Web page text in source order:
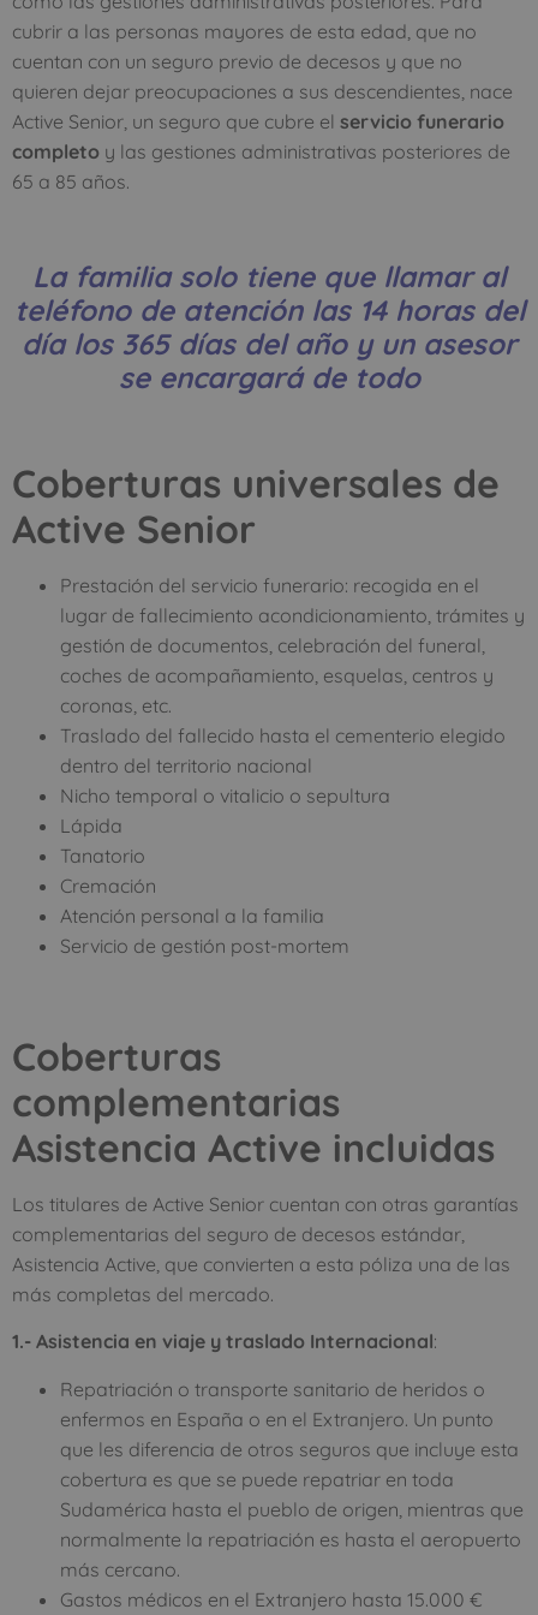
cubrir a las personas mayores de esta edad, que no
cuentan con un seguro previo de decesos y que no
quieren dejar preocupaciones a sus descendientes, nace
Active Senior, un seguro que cubre el servicio funerario
completo y las gestiones administrativas posteriores de
65 a 85 años.
La familia solo tiene que llamar al
teléfono de atención las 14 horas del
día los 365 días del año y un asesor
se encargará de todo
Coberturas universales de
Active Senior
Prestación del servicio funerario: recogida en el
lugar de fallecimiento acondicionamiento, trámites y
gestión de documentos, celebración del funeral,
coches de acompañamiento, esquelas, centros y
coronas, etc.
Traslado del fallecido hasta el cementerio elegido
dentro del territorio nacional
Nicho temporal o vitalicio o sepultura
Lápida
Tanatorio
Cremación
Atención personal a la familia
Servicio de gestión post-mortem
Coberturas
complementarias
Asistencia Active incluidas
Los titulares de Active Senior cuentan con otras garantías
complementarias del seguro de decesos estándar,
Asistencia Active, que convierten a esta póliza una de las
más completas del mercado.
1.- Asistencia en viaje y traslado Internacional:
Repatriación o transporte sanitario de heridos o
enfermos en España o en el Extranjero. Un punto
que les diferencia de otros seguros que incluye esta
cobertura es que se puede repatriar en toda
Sudamérica hasta el pueblo de origen, mientras que
normalmente la repatriación es hasta el aeropuerto
más cercano.
Gastos médicos en el Extranjero hasta 15.000 €